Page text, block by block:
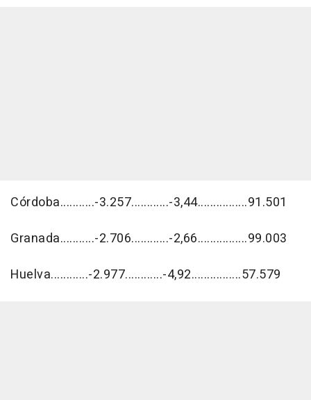
Córdoba...........-3.257............-3,44................91.501
Granada...........-2.706............-2,66................99.003
Huelva............-2.977............-4,92................57.579